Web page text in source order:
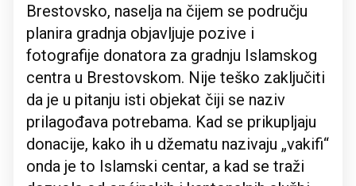
Brestovsko, naselja na čijem se području
planira gradnja objavljuje pozive i
fotografije donatora za gradnju Islamskog
centra u Brestovskom. Nije teško zaključiti
da je u pitanju isti objekat čiji se naziv
prilagođava potrebama. Kad se prikupljaju
donacije, kako ih u džematu nazivaju „vakifi“
onda je to Islamski centar, a kad se traži